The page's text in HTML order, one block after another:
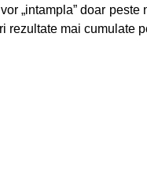
„intampla” doar
mai cumulate